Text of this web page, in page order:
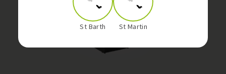
St Barth St Martin